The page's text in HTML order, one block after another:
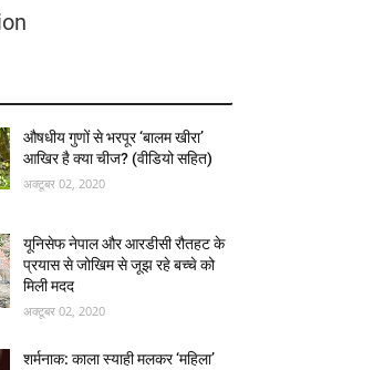
औषधीय गुणों से भरपूर ‘बालम खीरा’
आखिर है क्या चीज? (वीडियो सहित)
अक्टूबर 02, 2020
यूनिसेफ नेपाल और आरडीसी रौतहट के
प्रयास से जोखिम से जूझ रहे बच्चे को
मिली मदद
अक्टूबर 02, 2020
शर्मनाक: काला स्याही मलकर ‘महिला’